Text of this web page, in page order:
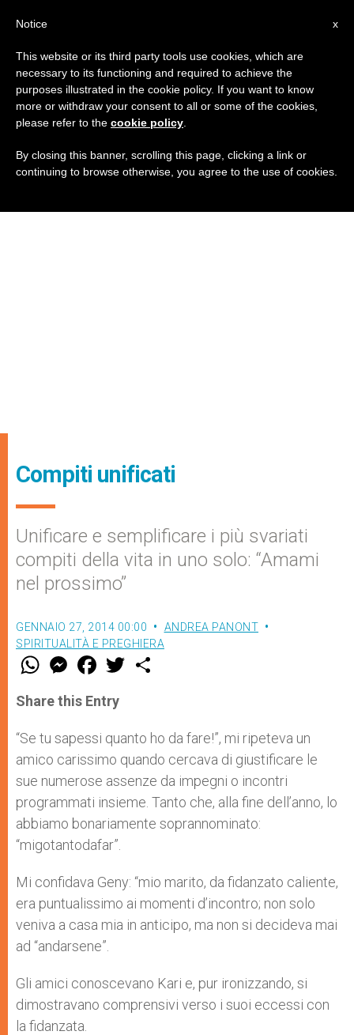
Compiti unificati
Unificare e semplificare i più svariati
compiti della vita in uno solo: “Amami
nel prossimo”
GENNAIO 27, 2014 00:00
ANDREA PANONT
SPIRITUALITÀ E PREGHIERA
W
t
s
p
p
M
e
s
e
g
e
r
F
a
e
b
o
k
w
r
Share this Entry
“Se tu sapessi quanto ho da fare!”, mi ripeteva un
amico carissimo quando cercava di giustificare le
sue numerose assenze da impegni o incontri
programmati insieme. Tanto che, alla fine dell’anno, lo
abbiamo bonariamente soprannominato:
“migotantodafar”.
Mi confidava Geny: “mio marito, da fidanzato caliente,
era puntualissimo ai momenti d’incontro; non solo
veniva a casa mia in anticipo, ma non si decideva mai
ad “andarsene”.
Gli amici conoscevano Kari e, pur ironizzando, si
dimostravano comprensivi verso i suoi eccessi con
la fidanzata.
x
Notice
This website or its third party tools use cookies, which are
necessary to its functioning and required to achieve the
purposes illustrated in the cookie policy. If you want to know
more or withdraw your consent to all or some of the cookies,
please refer to the cookie policy
By closing this banner, scrolling this page, clicking a link or
continuing to browse otherwise, you agree to the use of cookies.